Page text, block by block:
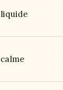
liquide
calme